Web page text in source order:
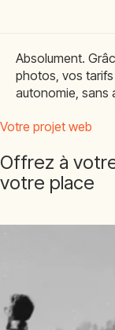
Absolument.
photos, vos
autonomie, sans
Votre projet web
Offrez à
votre place